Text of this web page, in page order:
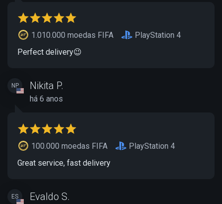
1.010.000 moedas FIFA
PlayStation 4
Perfect delivery😉
NP Nikita P.
há 6 anos
100.000 moedas FIFA
PlayStation 4
Great service, fast delivery
ES Evaldo S.